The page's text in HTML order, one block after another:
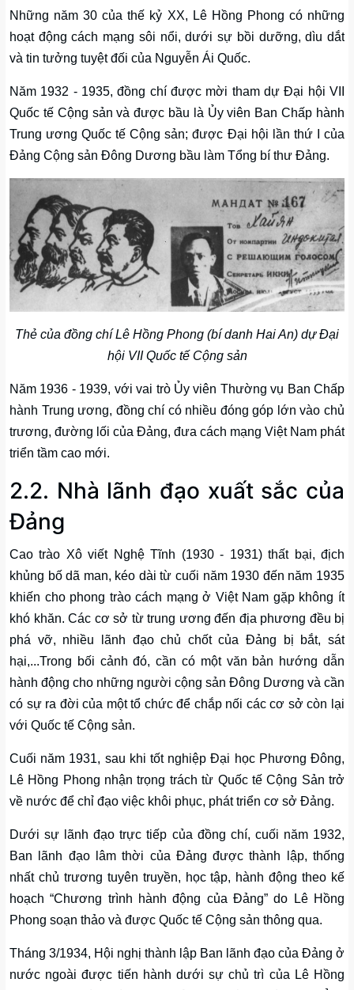
Những năm 30 của thế kỷ XX, Lê Hồng Phong có những
hoạt động cách mạng sôi nổi, dưới sự bồi dưỡng, dìu dắt
và tin tưởng tuyệt đối của Nguyễn Ái Quốc.
Năm 1932 - 1935, đồng chí được mời tham dự Đại hội VII
Quốc tế Cộng sản và được bầu là Ủy viên Ban Chấp hành
Trung ương Quốc tế Cộng sản; được Đại hội lần thứ I của
Đảng Cộng sản Đông Dương bầu làm Tổng bí thư Đảng.
Thẻ của đồng chí Lê Hồng Phong (bí danh Hai An) dự Đại
hội VII Quốc tế Cộng sản
Năm 1936 - 1939, với vai trò Ủy viên Thường vụ Ban Chấp
hành Trung ương, đồng chí có nhiều đóng góp lớn vào chủ
trương, đường lối của Đảng, đưa cách mạng Việt Nam phát
triển tầm cao mới.
2.2. Nhà lãnh đạo xuất sắc của
Đảng
Cao trào Xô viết Nghệ Tĩnh (1930 - 1931) thất bại, địch
khủng bố dã man, kéo dài từ cuối năm 1930 đến năm 1935
khiến cho phong trào cách mạng ở Việt Nam gặp không ít
khó khăn. Các cơ sở từ trung ương đến địa phương đều bị
phá vỡ, nhiều lãnh đạo chủ chốt của Đảng bị bắt, sát
hại,...Trong bối cảnh đó, cần có một văn bản hướng dẫn
hành động cho những người cộng sản Đông Dương và cần
có sự ra đời của một tổ chức để chắp nối các cơ sở còn lại
với Quốc tế Cộng sản.
Cuối năm 1931, sau khi tốt nghiệp Đại học Phương Đông,
Lê Hồng Phong nhận trọng trách từ Quốc tế Cộng Sản trở
về nước để chỉ đạo việc khôi phục, phát triển cơ sở Đảng.
Dưới sự lãnh đạo trực tiếp của đồng chí, cuối năm 1932,
Ban lãnh đạo lâm thời của Đảng được thành lập, thống
nhất chủ trương tuyên truyền, học tập, hành động theo kế
hoạch “Chương trình hành động của Đảng” do Lê Hồng
Phong soạn thảo và được Quốc tế Cộng sản thông qua.
Tháng 3/1934, Hội nghị thành lập Ban lãnh đạo của Đảng ở
nước ngoài được tiến hành dưới sự chủ trì của Lê Hồng